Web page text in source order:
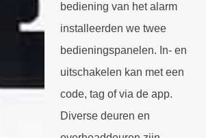
bediening van het alarm
installeerden we twee
bedieningspanelen. In- en
uitschakelen kan met een
code, tag of via de app.
Diverse deuren en